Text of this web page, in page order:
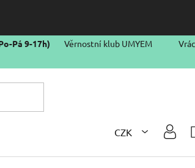
Pá 9-17h) Věrnostní klub UMYEM
CZK